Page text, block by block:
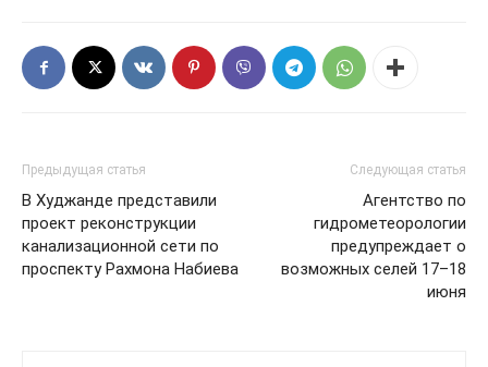
Предыдущая статья
В Худжанде представили
проект реконструкции
канализационной сети по
проспекту Рахмона Набиева
Следующая статья
Агентство по
гидрометеорологии
предупреждает о
возможных селей 17–18
июня